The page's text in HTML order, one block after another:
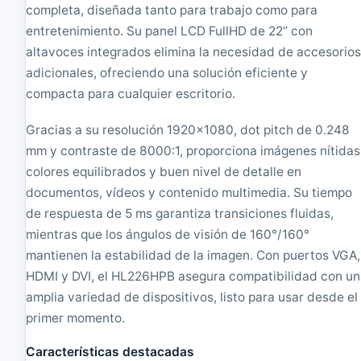
M
o
n
t
o
T
F
T
2
"
4
,
1
6
0
0
1
R
e
a
o
n
i
c
i
o
a
d
o
1
2
8
0
x
0
completa, diseñada tanto para trabajo como para
entretenimiento. Su panel LCD FullHD de 22’’ con
altavoces integrados elimina la necesidad de accesorios
adicionales, ofreciendo una solución eficiente y
compacta para cualquier escritorio.
Gracias a su resolución 1920x1080, dot pitch de 0.248
mm y contraste de 8000:1, proporciona imágenes
colores equilibrados y buen nivel de detalle en
documentos, vídeos y contenido multimedia. Su tiempo
de respuesta de 5 ms garantiza transiciones fluidas,
mientras que los ángulos de visión de 160°/160°
mantienen la estabilidad de la imagen. Con puertos VGA,
HDMI y DVI, el HL226HPB asegura compatibilidad con
amplia variedad de dispositivos, listo para usar desde el
primer momento.
Características destacadas